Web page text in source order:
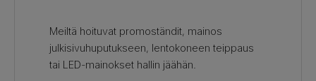
Meiltä hoituvat promoständit, mainos
julkisivuhuputukseen, lentokoneen teippaus
tai LED-mainokset hallin jäähän.